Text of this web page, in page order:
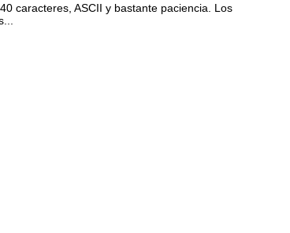
caracteres, ASCII y bastante paciencia. Los